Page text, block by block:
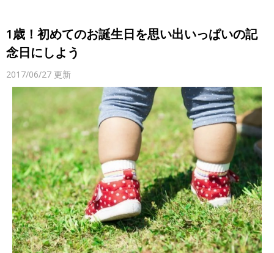
1歳！初めてのお誕生日を思い出いっぱいの記
念日にしよう
2017/06/27 更新